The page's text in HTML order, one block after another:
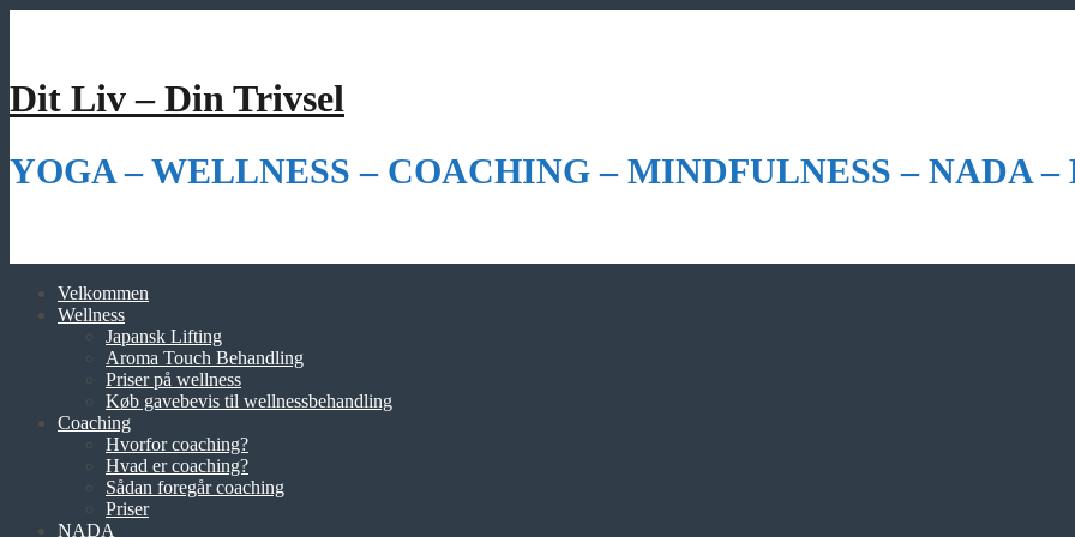
Dit Liv – Din Trivsel
YOGA – WELLNESS – COACHING – MINDFULNESS – NADA –
Velkommen
Wellness
Japansk Lifting
Aroma Touch Behandling
Priser på wellness
Køb gavebevis til wellnessbehandling
Coaching
Hvorfor coaching?
Hvad er coaching?
Sådan foregår coaching
Priser
NADA